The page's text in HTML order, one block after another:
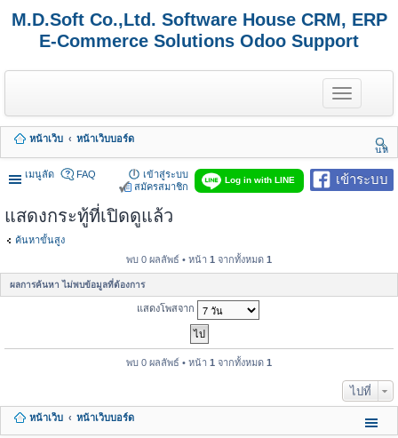
M.D.Soft Co.,Ltd. Software House CRM, ERP
E-Commerce Solutions Odoo Support
T
o
g
e
n
a
n
หน้าเว็บ
หน้าเว็บบอร์ด
นห
า
เมนูลัด
เข้าระบบ
Log in with LINE
FAQ
เข้าสู่ระบบ
สมัครสมาชิก
แสดงกระทู้ที่เปิดดูแล้ว
ค้นหาขั้นสูง
พบ 0 ผลลัพธ์ • หน้า 1 จากทั้งหมด 1
ผลการค้นหา ไม่พบข้อมูลที่ต้องการ
แสดงโพสจาก
พบ 0 ผลลัพธ์ • หน้า 1 จากทั้งหมด 1
ไปที่
หน้าเว็บ หน้าเว็บบอร์ด